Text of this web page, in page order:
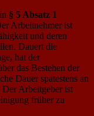
in § 5 Absatz 1
Arbeitnehmer ist
und deren
Dauert die
, hat der
das Bestehen der
Dauer spätestens an
Arbeitgeber ist
früher zu